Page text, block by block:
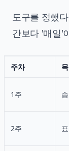
도구를 정했
간보다 '매일'
주차
1주
2주